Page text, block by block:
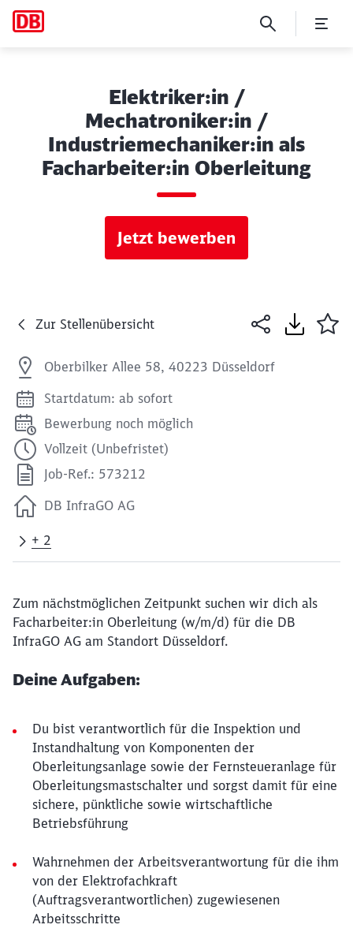
Elektriker:in /
Mechatroniker:in /
Industriemechaniker:in als
Facharbeiter:in Oberleitung
Jetzt bewerben
Zur Stellenübersicht
Oberbilker Allee 58, 40223 Düsseldorf
Startdatum: ab sofort
Bewerbung noch möglich
Vollzeit (Unbefristet)
Job-Ref.: 573212
DB InfraGO AG
+ 2
Zum nächstmöglichen Zeitpunkt suchen wir dich als
Facharbeiter:in Oberleitung (w/m/d) für die DB
InfraGO AG am Standort Düsseldorf.
Deine Aufgaben:
Du bist verantwortlich für die Inspektion und
Instandhaltung von Komponenten der
Oberleitungsanlage sowie der Fernsteueranlage für
Oberleitungsmastschalter und sorgst damit für eine
sichere, pünktliche sowie wirtschaftliche
Betriebsführung
Wahrnehmen der Arbeitsverantwortung für die ihm
von der Elektrofachkraft
(Auftragsverantwortlichen) zugewiesenen
Arbeitsschritte